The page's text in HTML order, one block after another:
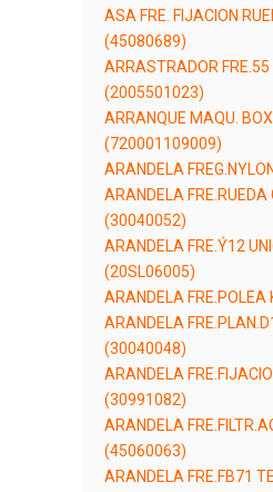
ASA FRE. FIJACION
(45080689)
ARRASTRADOR FRE.55
(2005501023)
ARRANQUE MAQU.
(720001109009)
ARANDELA
ARANDELA FRE.RUEDA
(30040052)
ARANDELA FRE.Ý12
(20SL06005)
ARANDELA
ARANDELA
(30040048)
ARANDELA
(30991082)
ARANDELA
(45060063)
ARANDELA FRE.FB71